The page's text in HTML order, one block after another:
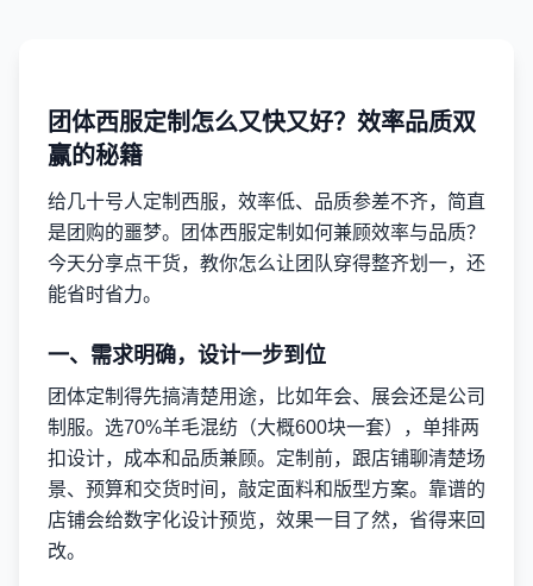
团体西服定制怎么又快又好？效率品质双
赢的秘籍
给几十号人定制西服，效率低、品质参差不齐，简直
是团购的噩梦。团体西服定制如何兼顾效率与品质？
今天分享点干货，教你怎么让团队穿得整齐划一，还
能省时省力。
一、需求明确，设计一步到位
团体定制得先搞清楚用途，比如年会、展会还是公司
制服。选70%羊毛混纺（大概600块一套），单排两
扣设计，成本和品质兼顾。定制前，跟店铺聊清楚场
景、预算和交货时间，敲定面料和版型方案。靠谱的
店铺会给数字化设计预览，效果一目了然，省得来回
改。